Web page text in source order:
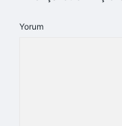
Yorum